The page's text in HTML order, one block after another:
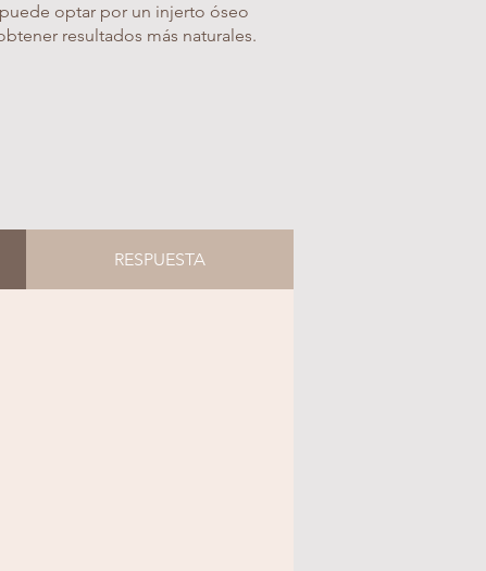
optar por un injerto óseo
resultados más naturales.
RESPUESTA